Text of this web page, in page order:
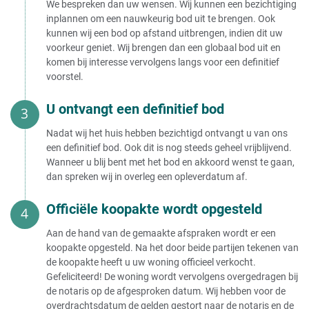
nieuw huis kopen
Huis kopen en verkopen met
winst
Huis onder de waarde verkopen
Huis verkopen met hypotheek
Huis verkopen lager dan WOZ
waarde
Huis verkopen en het geld
ontvangen
Mag ik mijn huis verkopen voor de
WOZ-waarde
Huis verkopen met winst
Huis met verlies verkopen
Huis verkopen onder
marktwaarde
Huis verkopen snel geld
Huis verkopen tijdens corona
Mag je je huis goedkoop
Huis verkopen om schulden af te
Zelf huis verkopen
Huis verkopen kosten
Huis verkopen binnen 1 week
Huis dringend verkopen
Gratis huis verkopen
Huis verkopen tips
Huis verkopen kosten
Zelf uw huis verkopen kosten
Huis openbaar verkopen kosten
Kosten notaris bij verkoop huis
België
huis
Huis verkopen via notaris kosten
Kosten volmacht verkoop huis
Wat betekent kosten koper voor
de verkoper?
Gemiddelde kosten makelaar bij
We bespreken dan uw wensen. Wij kunnen een bezichtiging
inplannen om een nauwkeurig bod uit te brengen. Ook
kunnen wij een bod op afstand uitbrengen, indien dit uw
voorkeur geniet. Wij brengen dan een globaal bod uit en
komen bij interesse vervolgens langs voor een definitief
voorstel.
U ontvangt een definitief bod
Nadat wij het huis hebben bezichtigd ontvangt u van ons
een definitief bod. Ook dit is nog steeds geheel vrijblijvend.
Wanneer u blij bent met het bod en akkoord wenst te gaan,
dan spreken wij in overleg een opleverdatum af.
Officiële koopakte wordt opgesteld
Aan de hand van de gemaakte afspraken wordt er een
koopakte opgesteld. Na het door beide partijen tekenen van
de koopakte heeft u uw woning officieel verkocht.
Gefeliciteerd! De woning wordt vervolgens overgedragen bij
de notaris op de afgesproken datum. Wij hebben voor de
overdrachtsdatum de gelden gestort naar de notaris en de